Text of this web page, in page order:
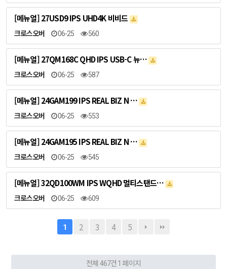
[메뉴얼] 27USD9 IPS UHD4K 비비드
크로스오버 06-25 560
[메뉴얼] 27QM168C QHD IPS USB-C 뉴…
크로스오버 06-25 587
[메뉴얼] 24GAM199 IPS REAL BIZ N …
크로스오버 06-25 553
[메뉴얼] 24GAM195 IPS REAL BIZ N …
크로스오버 06-25 545
[메뉴얼] 32QD100WM IPS WQHD 멀티스탠드…
크로스오버 06-25 609
1 2 3 4 5
전체 467건 1 페이지